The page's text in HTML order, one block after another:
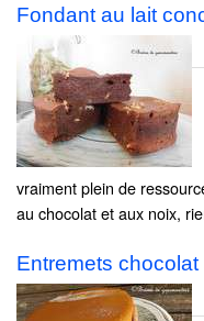
Fondant au lait
vraiment plein de
au chocolat et aux noix,
Entremets